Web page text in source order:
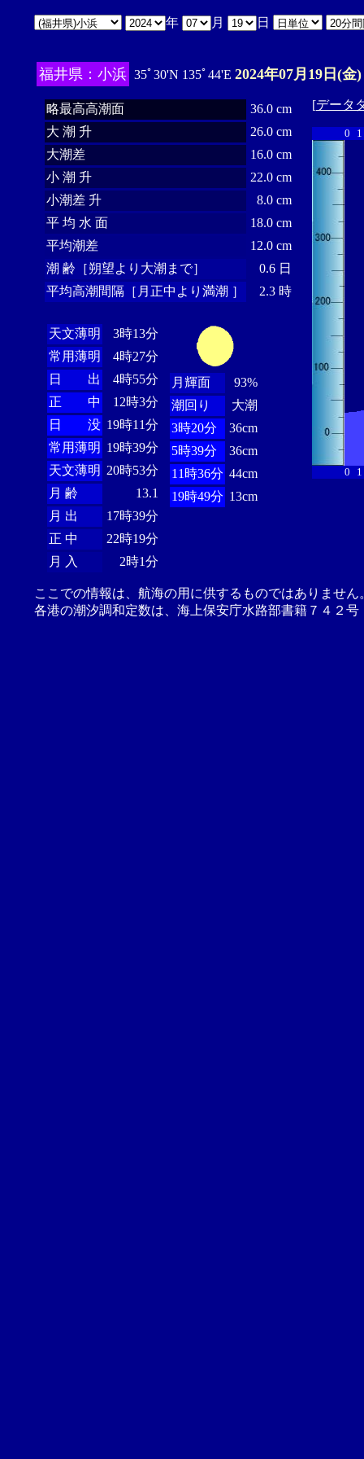
年 月 日
福井県：小浜 35ﾟ30'N 135ﾟ44'E 2024年07月19日(金)
略最高高潮面
36.0 cm
大 潮 升
26.0 cm
大潮差
16.0 cm
小 潮 升
22.0 cm
小潮差 升
8.0 cm
平 均 水 面
18.0 cm
平均潮差
12.0 cm
潮 齢［朔望より大潮まで］
0.6 日
平均高潮間隔［月正中より満潮 ］
2.3 時
天文薄明
3時13分
常用薄明
4時27分
日 出
4時55分
正 中
12時3分
日 没 19時11分
常用薄明 19時39分
天文薄明 20時53分
月 齢
13.1
月 出
17時39分
正 中
22時19分
月 入
2時1分
月輝面
93%
潮回り
大潮
3時20分
36cm
5時39分
36cm
11時36分 44cm
19時49分 13cm
[データ
0 1
0 1
ここでの情報は、航海の用に供するものではありませ
各港の潮汐調和定数は、海上保安庁水路部書籍７４２